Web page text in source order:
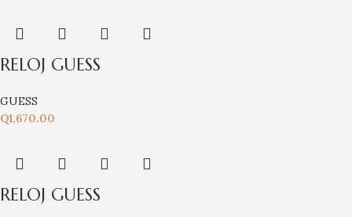
RELOJ GUESS
GUESS
Q1,670.00
RELOJ GUESS